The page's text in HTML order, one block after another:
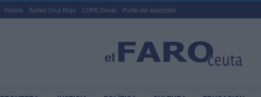
Vuelos Sorteo Cruz Roja COPE Ceuta Portal del suscriptor